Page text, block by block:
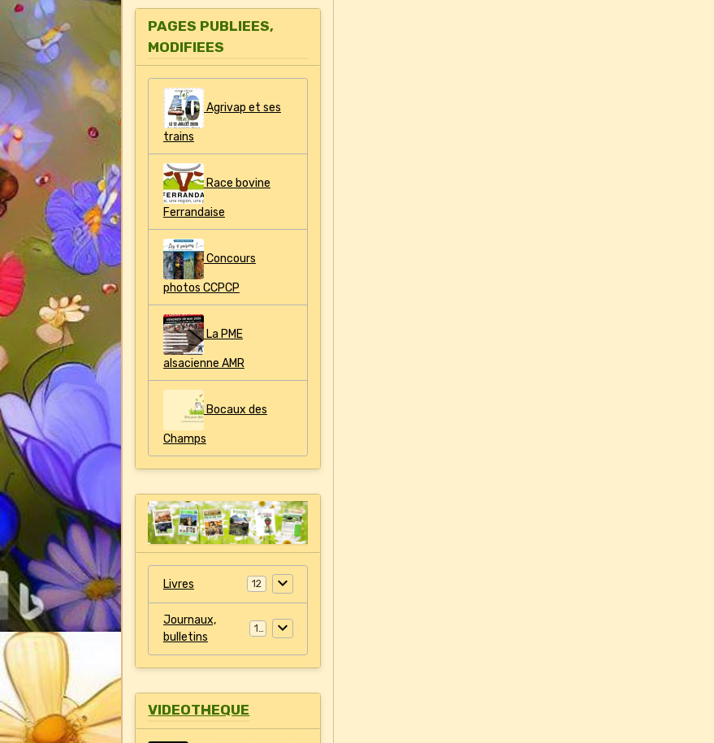
PAGES PUBLIEES,
MODIFIEES
Agrivap et ses
trains
Race bovine
Ferrandaise
Concours
photos CCPCP
La PME
alsacienne AMR
Bocaux des
Champs
Livres 12
Journaux,
bulletins
11
VIDEOTHEQUE